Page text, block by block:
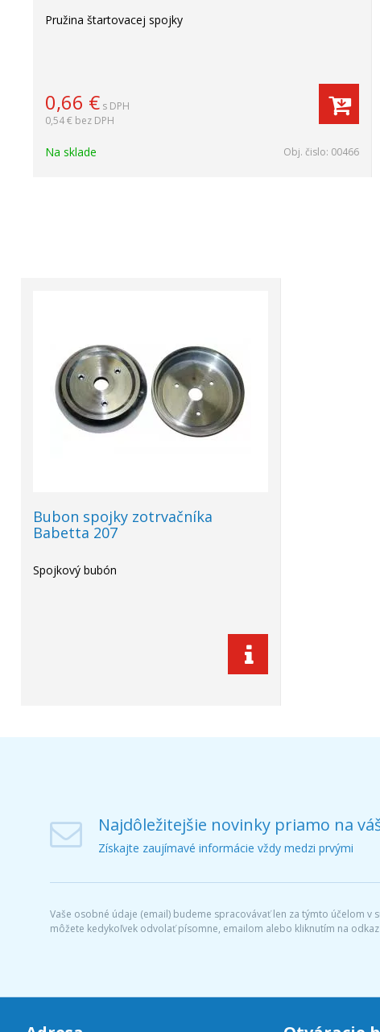
Pružina štartovacej spojky
0,66 € s DPH
0,54 € bez DPH
Na sklade Obj. čislo: 00466
Bubon spojky zotrvačníka
Babetta 207
Spojkový bubón
Najdôležitejšie novinky priamo na
Získajte zaujímavé informácie vždy medzi prvými
Vaše osobné údaje (email) budeme spracovávať len za týmto účelom
môžete kedykoľvek odvolať písomne, emailom alebo kliknutím na